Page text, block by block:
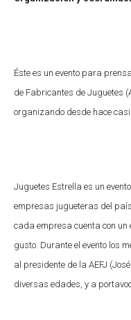
Éste es un evento para
de Fabricantes de Juguetes
organizando desde hace casi
Juguetes Estrella es un
empresas jugueteras del
cada empresa cuenta con
gusto. Durante el evento los
al presidente de la AEFJ
diversas edades, y a